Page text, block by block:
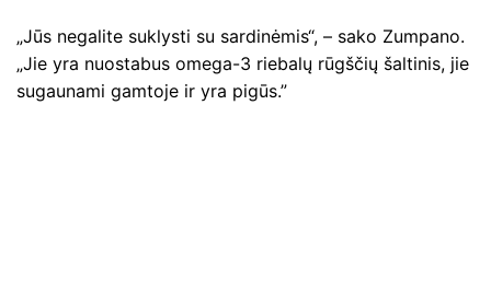
„Jūs negalite suklysti su sardinėmis“, – sako Zumpano.
„Jie yra nuostabus omega-3 riebalų rūgščių šaltinis, jie
sugaunami gamtoje ir yra pigūs.”